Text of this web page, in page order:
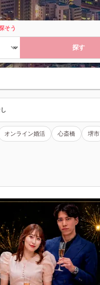
そう
探す
オンライン婚活 心斎橋 堺市